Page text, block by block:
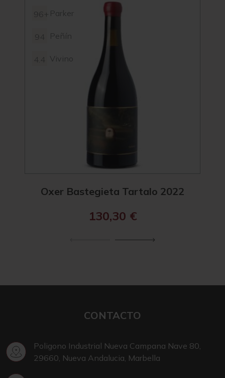
Parker
Peñín
Vivino
Oxer Bastegieta Tartalo 2022
130,30 €
CONTACTO
Poligono Industrial Nueva Campana Nave 80,
29660, Nueva Andalucia, Marbella